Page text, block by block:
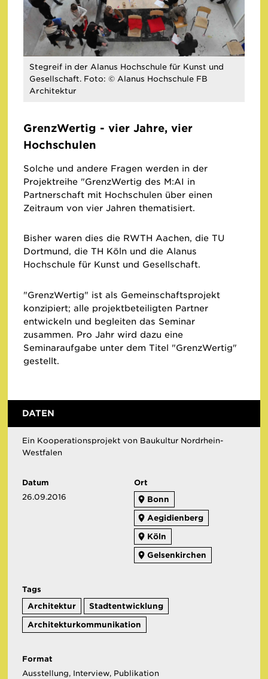
Stegreif in der Alanus Hochschule für Kunst und
Gesellschaft. Foto: © Alanus Hochschule FB
Architektur
GrenzWertig - vier Jahre, vier
Hochschulen
Solche und andere Fragen werden in der
Projektreihe "GrenzWertig des M:AI in
Partnerschaft mit Hochschulen über einen
Zeitraum von vier Jahren thematisiert.
Bisher waren dies die RWTH Aachen, die TU
Dortmund, die TH Köln und die Alanus
Hochschule für Kunst und Gesellschaft.
"GrenzWertig" ist als Gemeinschaftsprojekt
konzipiert; alle projektbeteiligten Partner
entwickeln und begleiten das Seminar
zusammen. Pro Jahr wird dazu eine
Seminaraufgabe unter dem Titel "GrenzWertig"
gestellt.
DATEN
Ein Kooperationsprojekt von Baukultur Nordrhein-
Westfalen
Datum
26.09.2016
Ort
Bonn
Aegidienberg
Köln
Gelsenkirchen
Tags
Architektur
Stadtentwicklung
Architekturkommunikation
Format
Ausstellung, Interview, Publikation